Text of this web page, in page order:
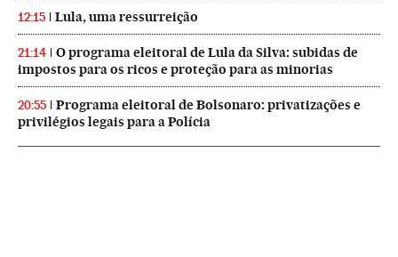
12:15 Lula, uma ressurreição
21:14
O programa eleitoral de Lula da Silva: subidas de
impostos para os ricos e proteção para as minorias
20:55
Programa eleitoral de Bolsonaro: privatizações e
privilégios legais para a Polícia